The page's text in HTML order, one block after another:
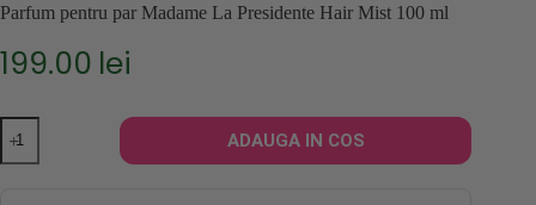
Parfum pentru par Madame La Presidente Hair Mist 100 ml
199.00 lei
Cantitate
Parfum
pentru
ADAUGA IN COS